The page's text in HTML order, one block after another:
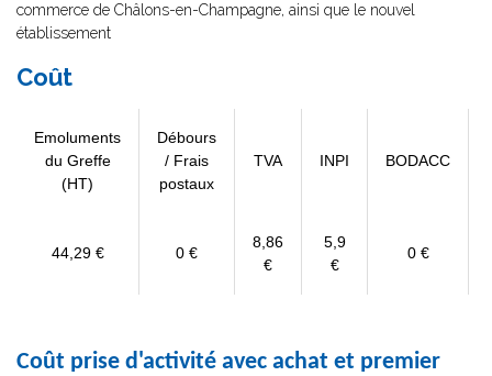
commerce de Châlons-en-Champagne, ainsi que le nouvel
établissement
Coût
Emoluments
du Greffe
(HT)
Débours
/ Frais
postaux
TVA INPI BODACC
44,29 € 0 €
8,86
€
5,9
€
0 €
Coût prise d'activité avec achat et premier